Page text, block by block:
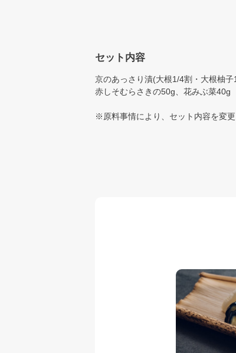
セット内容
京のあっさり漬(大根1/4割・大根柚
赤しそむらさきの50g、花みぶ菜40g
※原料事情により、セット内容を変